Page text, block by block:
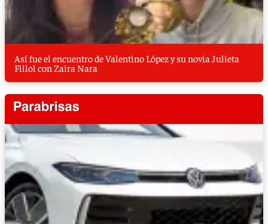
Así fue el encuentro de Valentino López y su novia Julieta
Fillol con Zaira Nara